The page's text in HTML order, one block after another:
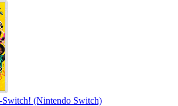
(Nintendo Switch)